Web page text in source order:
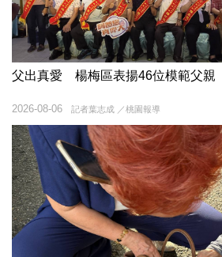
父出真愛 楊梅區表揚46位模範父親
記者葉志成 ／桃園報導
2026-08-06